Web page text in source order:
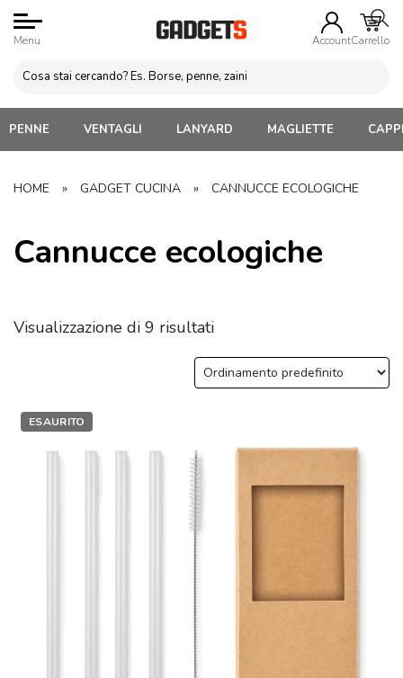
Menu AccountCarrello
PENNE VENTAGLI LANYARD MAGLIETTE
HOME » GADGET CUCINA » CANNUCCE ECOLOGICHE
Cannucce ecologiche
Visualizzazione di 9 risultati
ESAURITO